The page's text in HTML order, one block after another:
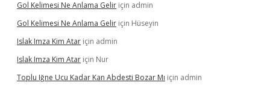
Gol Kelimesi Ne Anlama Gelir için admin
Gol Kelimesi Ne Anlama Gelir için Hüseyin
Islak Imza Kim Atar için admin
Islak Imza Kim Atar için Nur
Toplu Iğne Ucu Kadar Kan Abdesti Bozar Mı için admin